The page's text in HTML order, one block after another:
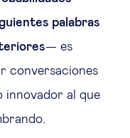
palabras
— es
conversaciones
innovador al que